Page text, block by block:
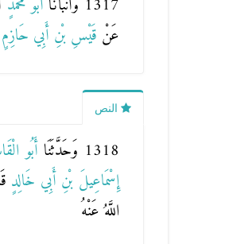
1317 وَأَنْبَأَنَا أَبُو مُحَمَّدٍ
عَنْ قَيْسِ بْنِ أَبِي حَازِمٍ
النص
1318 وَحَدَّثَنَا أَبُو
إِسْمَاعِيلَ بْنِ أَبِي خَالِدٍ
اللَّهُ عَنْهُ